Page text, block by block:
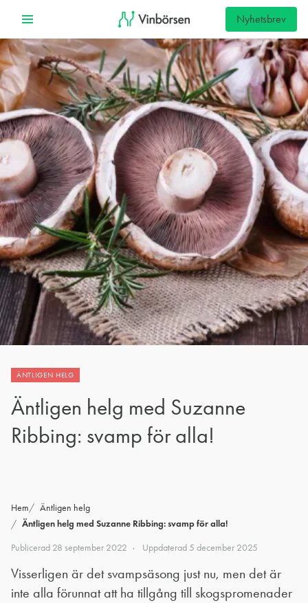
Nyhetsbrev
ÄNTLIGEN HELG
Äntligen helg med Suzanne
Ribbing: svamp för alla!
Hem Äntligen helg
Äntligen helg med Suzanne Ribbing: svamp för alla!
Publicerad 28 september 2022 Uppdaterad5 december 2025
Visserligen är det svampsäsong just nu, men det är
inte alla förunnat att ha tillgång till skogspromenader